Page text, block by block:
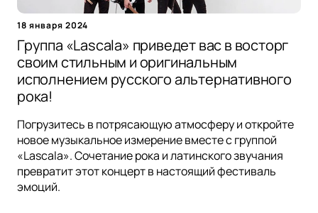
18 января 2024
Группа «Lascala» приведет вас в восторг
своим стильным и оригинальным
исполнением русского альтернативного
рока!
Погрузитесь в потрясающую атмосферу и откройте
новое музыкальное измерение вместе с группой
«Lascala». Сочетание рока и латинского звучания
превратит этот концерт в настоящий фестиваль
эмоций.